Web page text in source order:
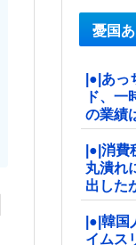
憂国
|●|あ
ド、
の業
|●|消
丸潰れ
出し
|●|韓国
イムス